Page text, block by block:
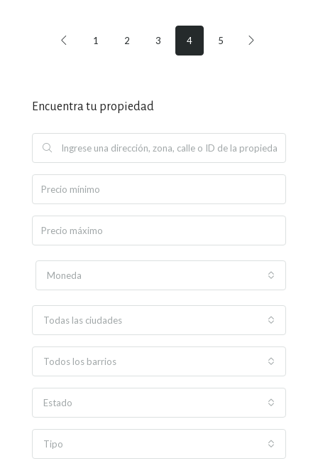
1 2 3 4 5
Encuentra tu propiedad
Moneda
Todas las ciudades
Todos los barrios
Estado
Tipo